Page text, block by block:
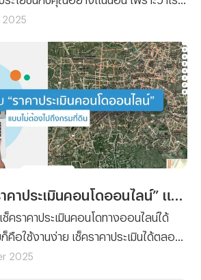
ยื่นเรื่องขอเปลี่ยนชื่อผู้ใช้ไฟฟ้า พร้อม
2025
คราคาประเมินคอนโดทางออนไลน์ได้
อใช้งานง่าย เช็คราคาประเมินได้ตลอด
เสียเวลาและค่าเดินทางไปยังกรมที่ดิน
2025